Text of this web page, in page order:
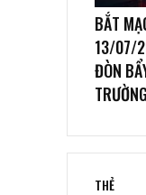
BẮT
13/07/
ĐÒN
TRƯỜNG
THẺ